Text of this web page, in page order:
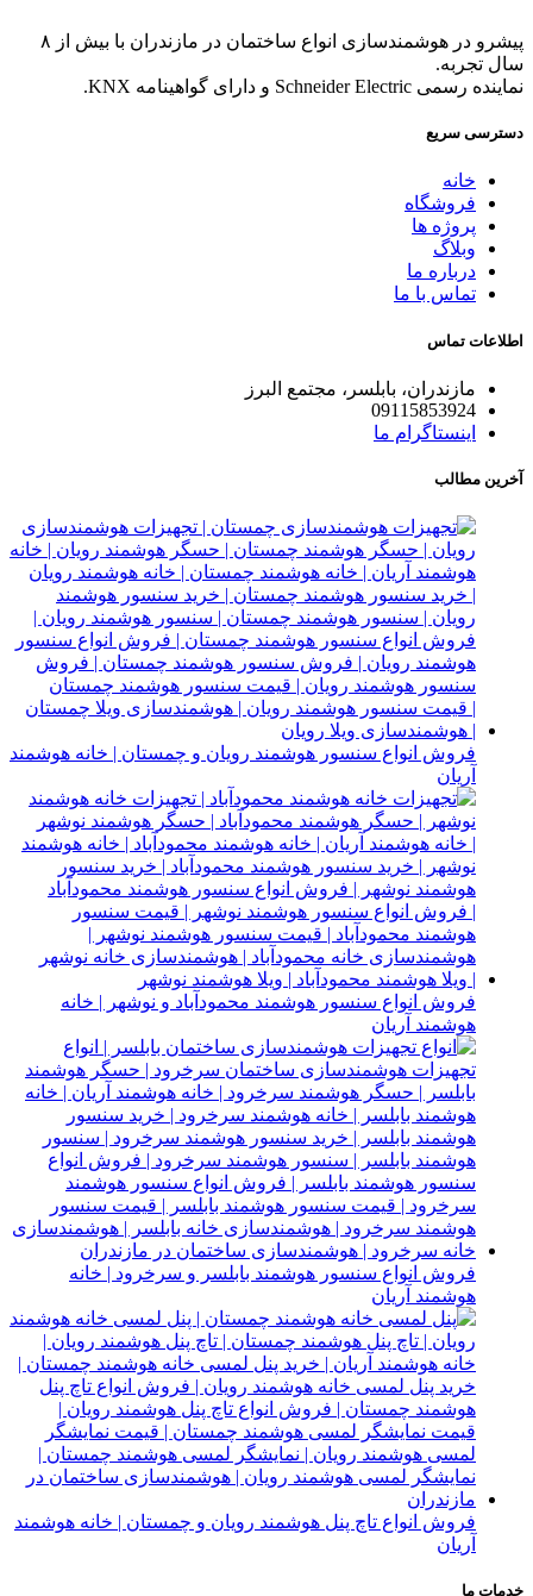
پیشرو در هوشمندسازی انواع ساختمان در مازندران با بیش از ۸
سال تجربه.
نماینده رسمی Schneider Electric و دارای گواهینامه KNX.
دسترسی سریع
خانه
فروشگاه
پروژه ها
وبلاگ
درباره ما
تماس با ما
اطلاعات تماس
مازندران، بابلسر، مجتمع البرز
09115853924
اینستاگرام ما
آخرین مطالب
فروش انواع سنسور هوشمند رویان و چمستان | خانه هوشمند
آریان
فروش انواع سنسور هوشمند محمودآباد و نوشهر | خانه
هوشمند آریان
فروش انواع سنسور هوشمند بابلسر و سرخرود | خانه
هوشمند آریان
فروش انواع تاچ پنل هوشمند رویان و چمستان | خانه هوشمند
آریان
خدمات ما